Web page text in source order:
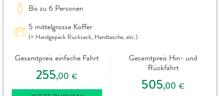
Bis zu 6 Personen
5 mittelgrosse Koffer
(+ Handgepäck Rucksack, Handtasche, etc.)
Gesamtpreis einfache Fahrt
255,00 €
Gesamtpreis Hin- und
Rückfahrt
505,00 €